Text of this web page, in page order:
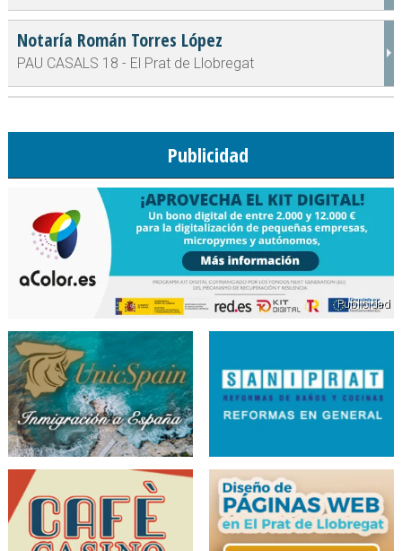
Notaría Román Torres López
PAU CASALS 18 - El Prat de Llobregat
Publicidad